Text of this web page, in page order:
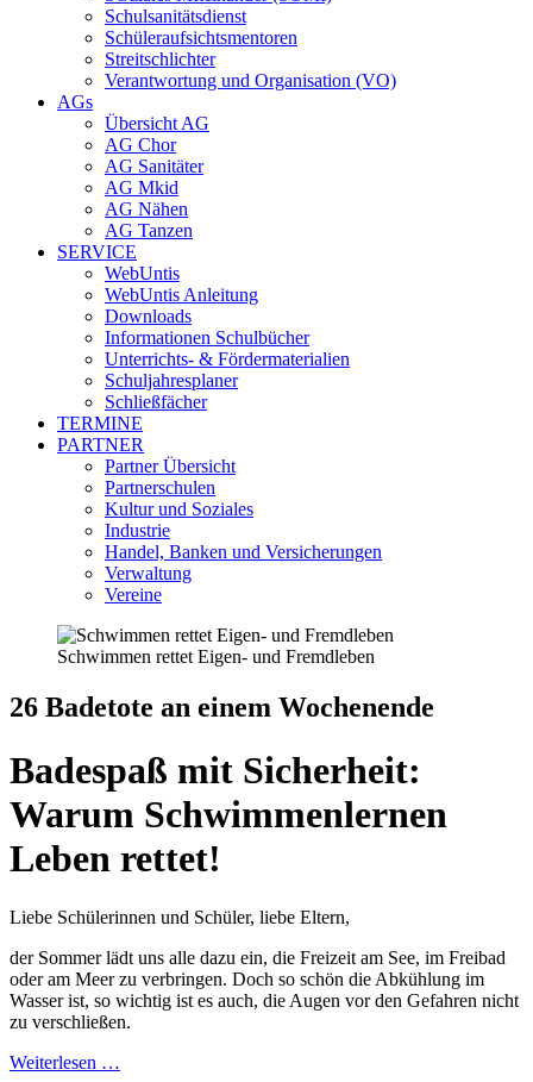
Schulsanitätsdienst
Schüleraufsichtsmentoren
Streitschlichter
Verantwortung und Organisation (VO)
AGs
Übersicht AG
AG Chor
AG Sanitäter
AG Mkid
AG Nähen
AG Tanzen
SERVICE
WebUntis
WebUntis Anleitung
Downloads
Informationen Schulbücher
Unterrichts- & Fördermaterialien
Schuljahresplaner
Schließfächer
TERMINE
PARTNER
Partner Übersicht
Partnerschulen
Kultur und Soziales
Industrie
Handel, Banken und Versicherungen
Verwaltung
Vereine
Schwimmen rettet Eigen- und Fremdleben
26 Badetote an einem Wochenende
Badespaß mit Sicherheit:
Warum Schwimmenlernen
Leben rettet!
Liebe Schülerinnen und Schüler, liebe Eltern,
der Sommer lädt uns alle dazu ein, die Freizeit am See, im Freibad
oder am Meer zu verbringen. Doch so schön die Abkühlung im
Wasser ist, so wichtig ist es auch, die Augen vor den Gefahren nicht
zu verschließen.
Weiterlesen …